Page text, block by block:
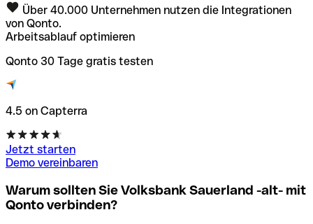
Über 40.000 Unternehmen nutzen die Integrationen
von Qonto.
Arbeitsablauf optimieren
Qonto 30 Tage gratis testen
4.5 on Capterra
Jetzt starten
Demo vereinbaren
Warum sollten Sie Volksbank Sauerland -alt- mit
Qonto verbinden?